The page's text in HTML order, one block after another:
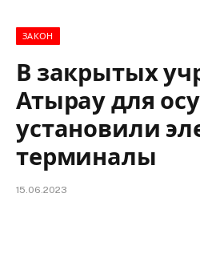
ЗАКОН
В закрытых
Атырау для
установили
терминалы
15.06.2023